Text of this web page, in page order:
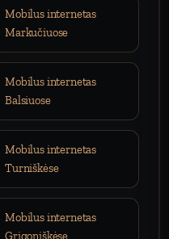
Mobilus internetas
Markučiuose
Mobilus internetas
Balsiuose
Mobilus internetas
Turniškėse
Mobilus internetas
Grigoniškėse